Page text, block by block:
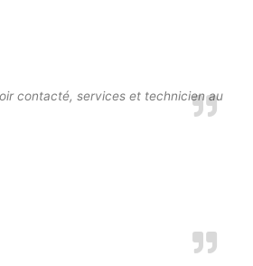
contacté, services et technicien au